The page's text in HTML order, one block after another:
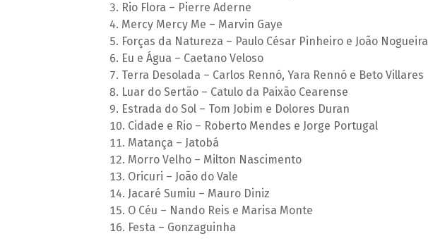
Rio Flora – Pierre Aderne
Mercy Mercy Me – Marvin Gaye
Forças da Natureza – Paulo César Pinheiro e João Nogueira
Eu e Água – Caetano Veloso
Terra Desolada – Carlos Rennó, Yara Rennó e Beto Villares
Luar do Sertão – Catulo da Paixão Cearense
Estrada do Sol – Tom Jobim e Dolores Duran
Cidade e Rio – Roberto Mendes e Jorge Portugal
Matança – Jatobá
Morro Velho – Milton Nascimento
Oricuri – João do Vale
Jacaré Sumiu – Mauro Diniz
O Céu – Nando Reis e Marisa Monte
Festa – Gonzaguinha